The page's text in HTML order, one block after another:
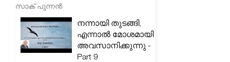
സാക് പുന്നൻ
നന്നായി തുടങ്ങി,
എന്നാൽ മോശമായി
അവസാനിക്കുന്നു -
Part 9